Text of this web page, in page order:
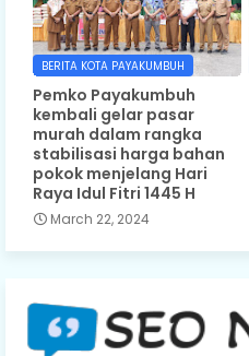
BERITA KOTA PAYAKUMBUH
Pemko Payakumbuh
kembali gelar pasar
murah dalam rangka
stabilisasi harga bahan
pokok menjelang Hari
Raya Idul Fitri 1445 H
March 22, 2024